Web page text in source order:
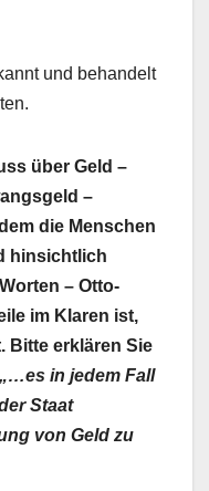
und behandelt
über Geld –
–
die Menschen
hinsichtlich
– Otto-
im Klaren ist,
Bitte erklären Sie
„…es in jedem Fall
Staat
von Geld zu